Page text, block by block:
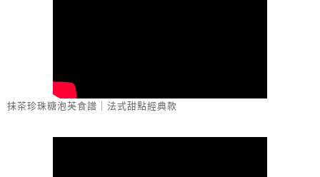
抹茶珍珠糖泡芙食譜｜法式甜點經典款